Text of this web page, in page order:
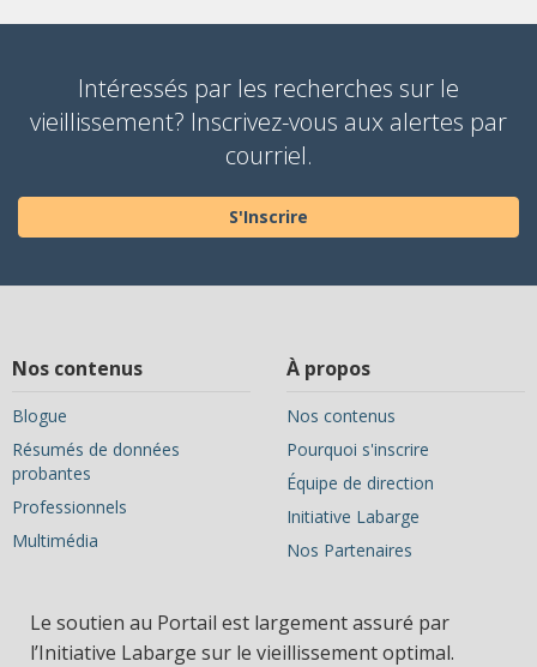
Intéressés par les recherches sur le
vieillissement? Inscrivez-vous aux alertes par
courriel.
S'Inscrire
Nos contenus
Blogue
Résumés de données
probantes
Professionnels
Multimédia
À propos
Nos contenus
Pourquoi s'inscrire
Équipe de direction
Initiative Labarge
Nos Partenaires
Le soutien au Portail est largement assuré par
l’Initiative Labarge sur le vieillissement optimal.